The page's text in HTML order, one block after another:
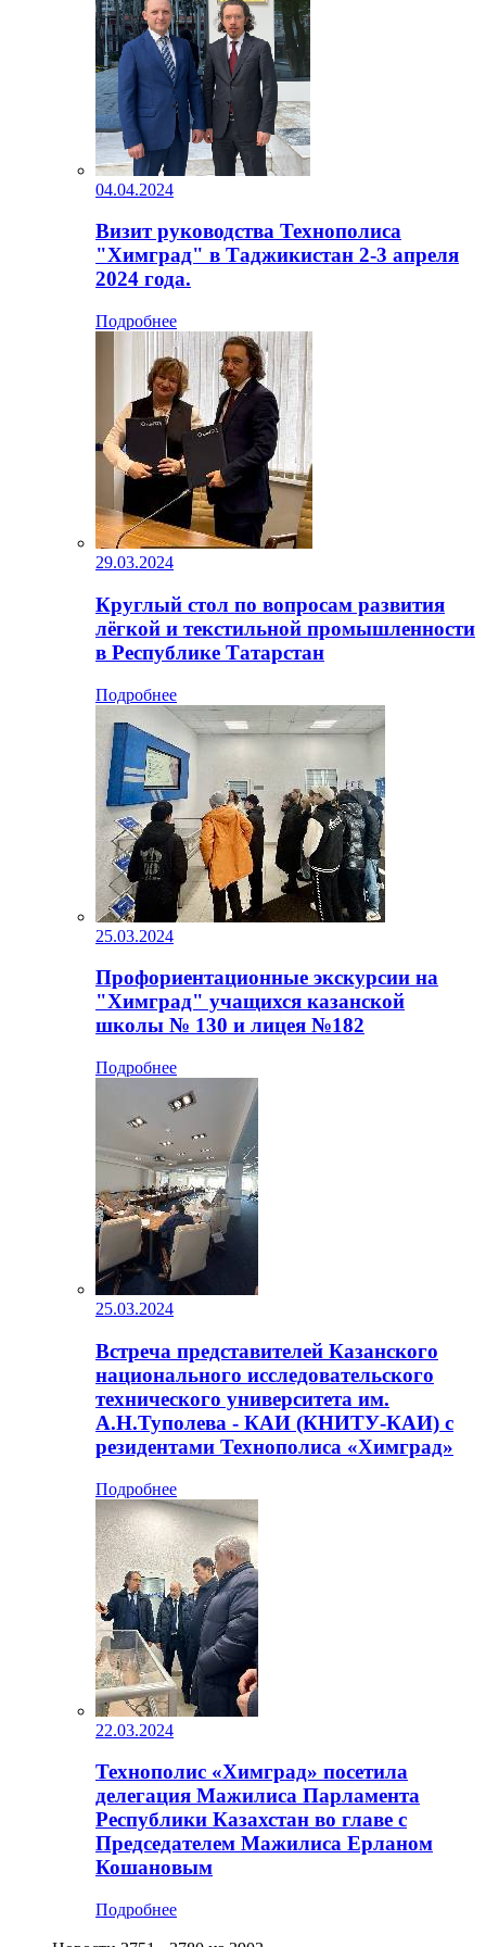
04.04.2024
Визит руководства Технополиса
"Химград" в Таджикистан 2-3 апреля
2024 года.
Подробнее
29.03.2024
Круглый стол по вопросам развития
лёгкой и текстильной промышленности
в Республике Татарстан
Подробнее
25.03.2024
Профориентационные экскурсии на
"Химград" учащихся казанской
школы № 130 и лицея №182
Подробнее
25.03.2024
Встреча представителей Казанского
национального исследовательского
технического университета им.
А.Н.Туполева - КАИ (КНИТУ-КАИ) с
резидентами Технополиса «Химград»
Подробнее
22.03.2024
Технополис «Химград» посетила
делегация Мажилиса Парламента
Республики Казахстан во главе с
Председателем Мажилиса Ерланом
Кошановым
Подробнее